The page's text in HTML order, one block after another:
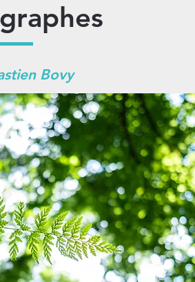
Bovy